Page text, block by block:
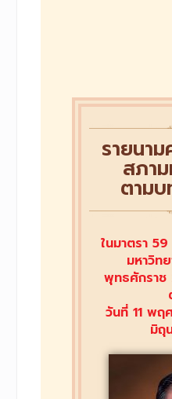
รายนา
สภา
ตามบ
ในมาตรา
มหาวิท
พุทธศักราช
วันที่ 11 พฤ
มิถุ